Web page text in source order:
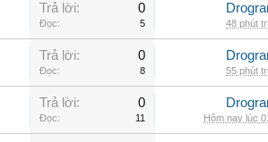
Trả lời: 0
Đọc: 5 48 phút
Trả lời: 0
Đọc: 8 55 phút
Trả lời: 0
Đọc: 11 Hôm nay lúc